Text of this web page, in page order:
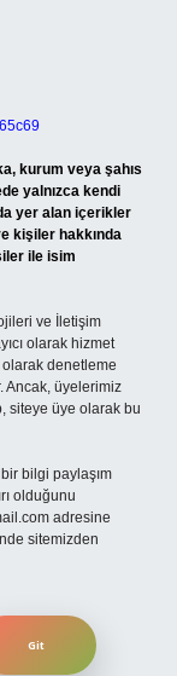
kurum veya şahıs
yalnızca kendi
yer alan içerikler
kişiler hakkında
ile isim
ve İletişim
olarak hizmet
denetleme
Ancak, üyelerimiz
siteye üye olarak bu
bilgi paylaşım
olduğunu
adresine
sitemizden